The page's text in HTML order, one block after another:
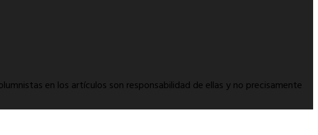
en los artículos son responsabilidad de ellas y no precisamente